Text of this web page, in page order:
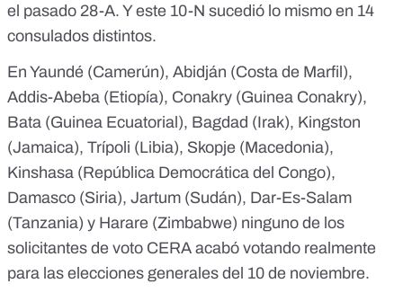
el pasado 28-A. Y este 10-N sucedió lo mismo en 14
consulados distintos.
En Yaundé (Camerún), Abidján (Costa de Marfil),
Addis-Abeba (Etiopía), Conakry (Guinea Conakry),
Bata (Guinea Ecuatorial), Bagdad (Irak), Kingston
(Jamaica), Trípoli (Libia), Skopje (Macedonia),
Kinshasa (República Democrática del Congo),
Damasco (Siria), Jartum (Sudán), Dar-Es-Salam
(Tanzania) y Harare (Zimbabwe) ninguno de los
solicitantes de voto CERA acabó votando realmente
para las elecciones generales del 10 de noviembre.